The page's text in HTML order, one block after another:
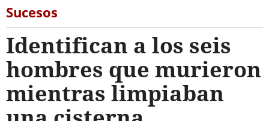
Sucesos
Identifican a los seis
hombres que murieron
mientras limpiaban